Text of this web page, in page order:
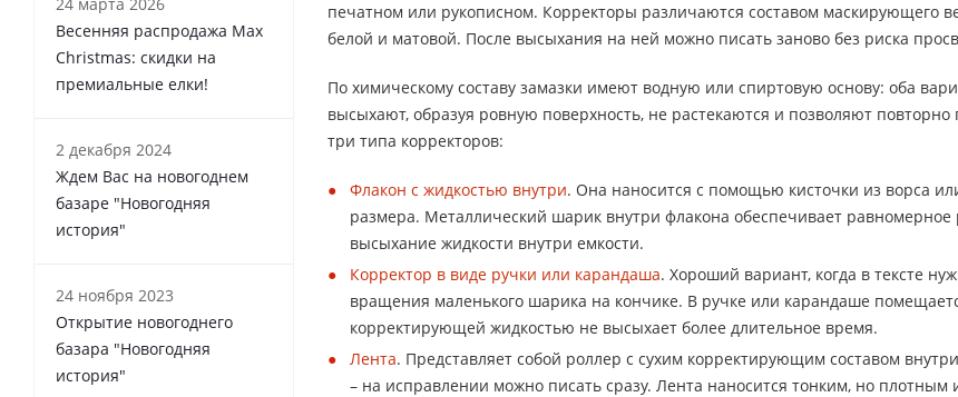
печатном или рукописном. Корректоры различаются составом маскирующего
белой и матовой. После высыхания на ней можно писать заново без риска
По химическому составу замазки имеют водную или спиртовую основу: оба
высыхают, образуя ровную поверхность, не растекаются и позволяют
три типа корректоров:
Флакон с жидкостью внутри. Она наносится с помощью кисточки из ворса
размера. Металлический шарик внутри флакона обеспечивает
высыхание жидкости внутри емкости.
Корректор в виде ручки или карандаша. Хороший вариант, когда в тексте
вращения маленького шарика на кончике. В ручке или карандаше
корректирующей жидкостью не высыхает более длительное время.
Лента. Представляет собой роллер с сухим корректирующим составом
– на исправлении можно писать сразу. Лента наносится тонким, но
Весенняя распродажа Max
Christmas: скидки на
премиальные елки!
2 декабря 2024
Ждем Вас на новогоднем
базаре "Новогодняя
история"
24 ноября 2023
Открытие новогоднего
базара "Новогодняя
история"